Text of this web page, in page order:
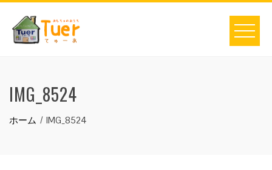
content
IMG_8524
ホーム IMG_8524